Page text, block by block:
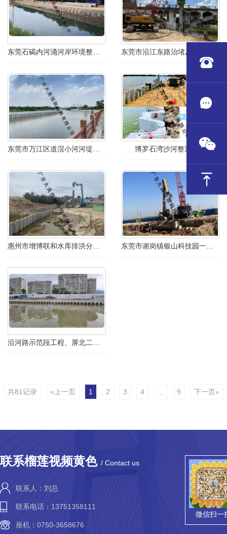
博罗石湾沙河整治项目
沿河路示范段工程、屏北二路综合改造岸线提升工程
共81记录 «上一页 1 2 3 4 ... 9 下一页»
联系榴莲视频黄色 / Contact us
联系人：刘总
联系电话：13751358111
座机：0750-3658676
微信扫一